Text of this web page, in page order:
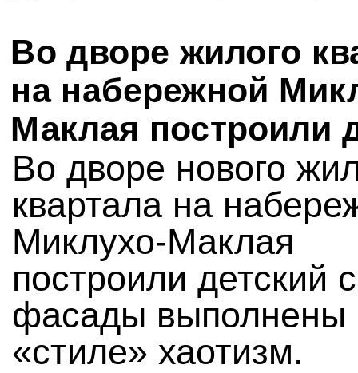
Во дворе жилого
на набережной
Маклая построили
Во дворе нового
квартала на
Миклухо-Маклая
построили детский
фасады выполнены
«стиле» хаотизм.